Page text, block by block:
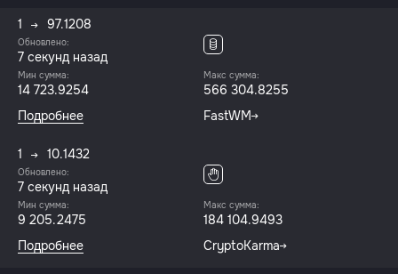
1 97.1208
Обновлено:
7 секунд назад
Мин сумма:
14 723.9254
Макс сумма:
566 304.8255
Подробнее
FastWM
1 10.1432
Обновлено:
7 секунд назад
Мин сумма:
9 205.2475
Макс сумма:
184 104.9493
Подробнее
CryptoKarma